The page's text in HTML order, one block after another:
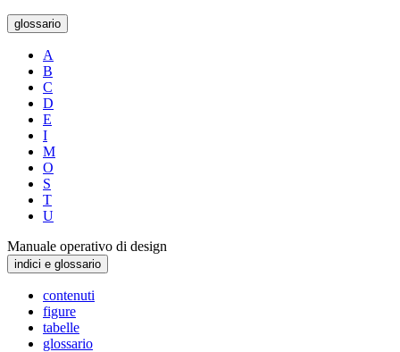
glossario
A
B
C
D
E
I
M
O
S
T
U
Manuale operativo di design
indici e glossario
contenuti
figure
tabelle
glossario